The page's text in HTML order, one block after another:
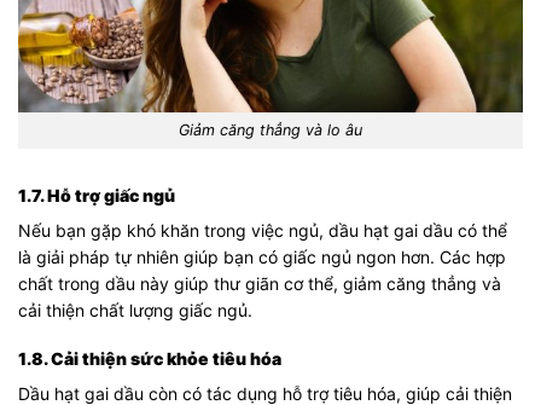
Giảm căng thẳng và lo âu
1.7. Hỗ trợ giấc ngủ
Nếu bạn gặp khó khăn trong việc ngủ, dầu hạt gai dầu có thể
là giải pháp tự nhiên giúp bạn có giấc ngủ ngon hơn. Các hợp
chất trong dầu này giúp thư giãn cơ thể, giảm căng thẳng và
cải thiện chất lượng giấc ngủ.
1.8. Cải thiện sức khỏe tiêu hóa
Dầu hạt gai dầu còn có tác dụng hỗ trợ tiêu hóa, giúp cải thiện